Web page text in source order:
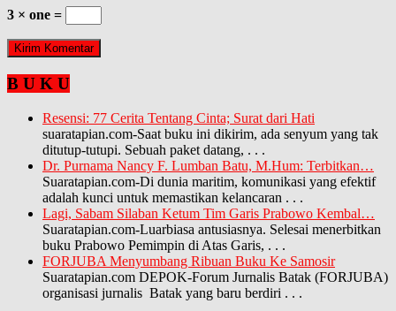
3 × one =
B U K U
Resensi: 77 Cerita Tentang Cinta; Surat dari Hati
suaratapian.com-Saat buku ini dikirim, ada senyum yang tak
ditutup-tutupi. Sebuah paket datang, . . .
Dr. Purnama Nancy F. Lumban Batu, M.Hum: Terbitkan…
Suaratapian.com-Di dunia maritim, komunikasi yang efektif
adalah kunci untuk memastikan kelancaran . . .
Lagi, Sabam Silaban Ketum Tim Garis Prabowo Kembal…
Suaratapian.com-Luarbiasa antusiasnya. Selesai menerbitkan
buku Prabowo Pemimpin di Atas Garis, . . .
FORJUBA Menyumbang Ribuan Buku Ke Samosir
Suaratapian.com DEPOK-Forum Jurnalis Batak (FORJUBA)
organisasi jurnalis Batak yang baru berdiri . . .